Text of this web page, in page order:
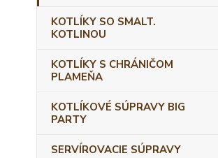
KOTLÍKY SO SMALT.
KOTLINOU
KOTLÍKY S CHRÁNIČOM
PLAMEŇA
KOTLÍKOVÉ SÚPRAVY BIG
PARTY
SERVÍROVACIE SÚPRAVY